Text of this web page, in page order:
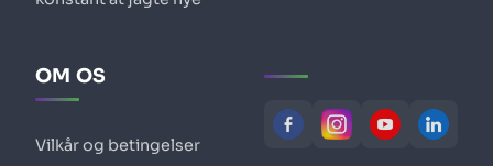
OM OS
Vilkår og betingelser